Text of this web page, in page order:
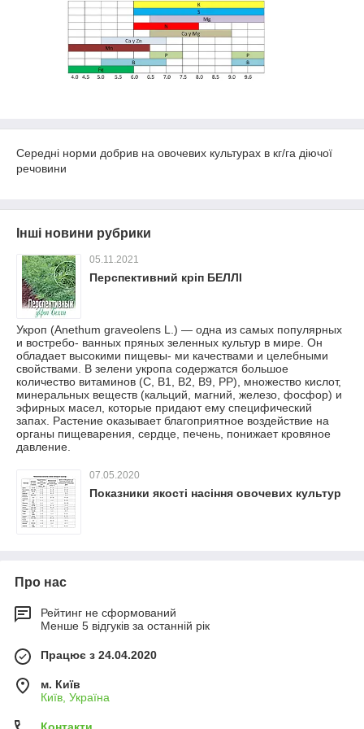
Середні норми добрив на овочевих культурах в кг/га діючої
речовини
Інші новини рубрики
05.11.2021
Перспективний кріп БЕЛЛІ
Укроп (Anethum graveolens L.) — одна из самых популярных
и востребо- ванных пряных зеленных культур в мире. Он
обладает высокими пищевы- ми качествами и целебными
свойствами. В зелени укропа содержатся большое
количество витаминов (С, В1, В2, В9, РР), множество кислот,
минеральных веществ (кальций, магний, железо, фосфор) и
эфирных масел, которые придают ему специфический
запах. Растение оказывает благоприятное воздействие на
органы пищеварения, сердце, печень, понижает кровяное
давление.
07.05.2020
Показники якості насіння овочевих культур
Про нас
Рейтинг не сформований
Менше 5 відгуків за останній рік
Працює з 24.04.2020
м. Київ
Київ, Україна